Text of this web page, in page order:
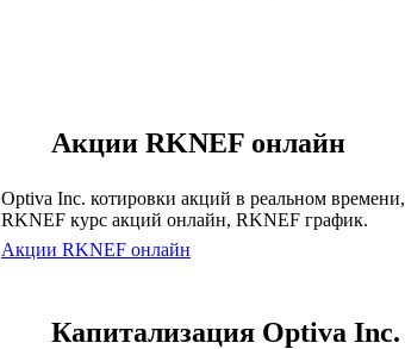
Акции RKNEF онлайн
Optiva Inc. котировки акций в реальном времени,
RKNEF курс акций онлайн, RKNEF график.
Акции RKNEF онлайн
Капитализация Optiva Inc.